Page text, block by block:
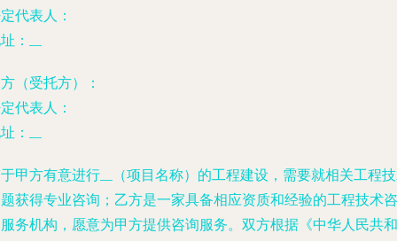
代表人：
：
（受托方）：
代表人：
：
甲方有意进行 __（项目名称）的工程建设，需要就相关工程
获得专业咨询；乙方是一家具备相应资质和经验的工程技术咨
务机构，愿意为甲方提供咨询服务。双方根据《中华人民共和